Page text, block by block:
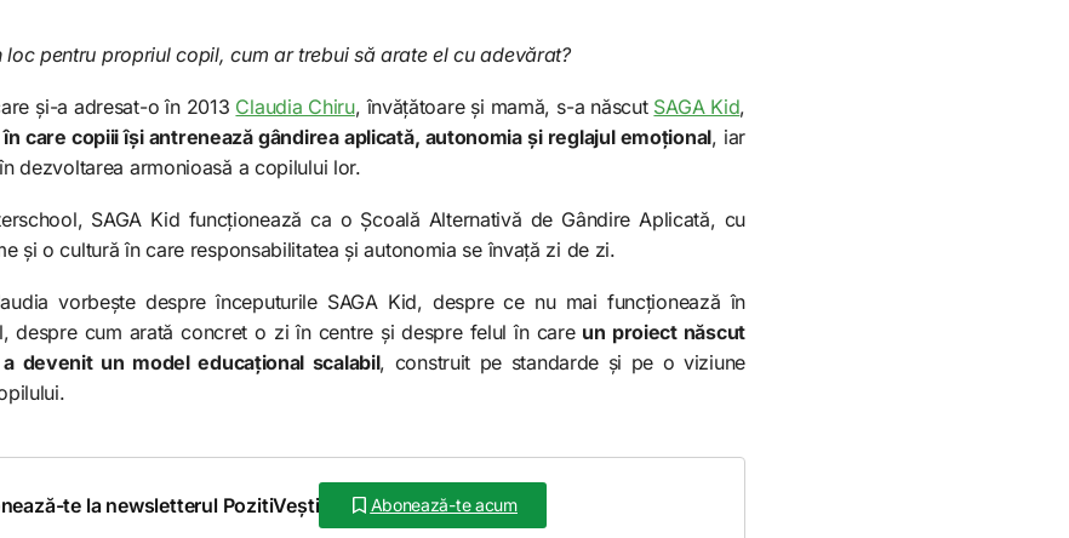
pentru propriul copil, cum ar trebui să arate el cu adevărat?
și-a adresat-o în 2013 Claudia Chiru, învățătoare și mamă, s-a născut SAGA Kid,
care copiii își antrenează gândirea aplicată, autonomia și reglajul emoțional, iar
dezvoltarea armonioasă a copilului lor.
SAGA Kid funcționează ca o Școală Alternativă de Gândire Aplicată, cu
și o cultură în care responsabilitatea și autonomia se învață zi de zi.
vorbește despre începuturile SAGA Kid, despre ce nu mai funcționează în
despre cum arată concret o zi în centre și despre felul în care un proiect născut
devenit un model educațional scalabil, construit pe standarde și pe o viziune
te la newsletterul PozitiVești Abonează-te acum